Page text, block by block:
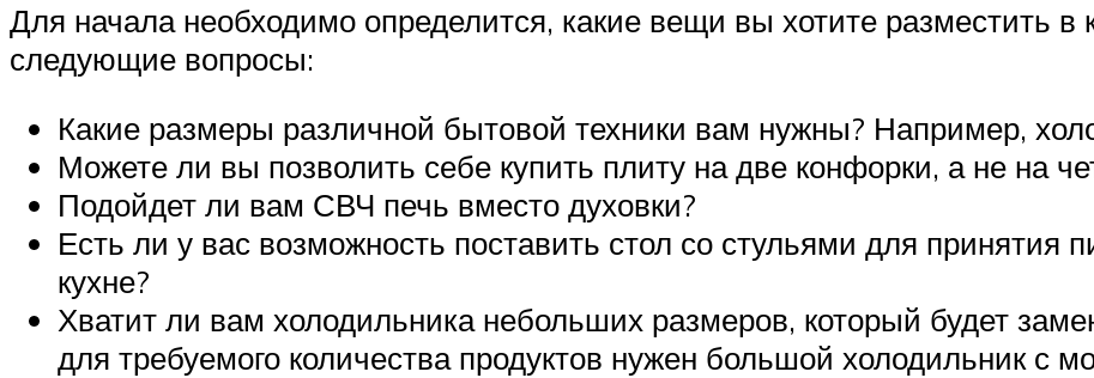
Для начала необходимо определится, какие вещи вы хотите разместить в
следующие вопросы:
Какие размеры различной бытовой техники вам нужны? Например,
Можете ли вы позволить себе купить плиту на две конфорки, а не на
Подойдет ли вам СВЧ печь вместо духовки?
Есть ли у вас возможность поставить стол со стульями для принятия
кухне?
Хватит ли вам холодильника небольших размеров, который будет
для требуемого количества продуктов нужен большой холодильник с